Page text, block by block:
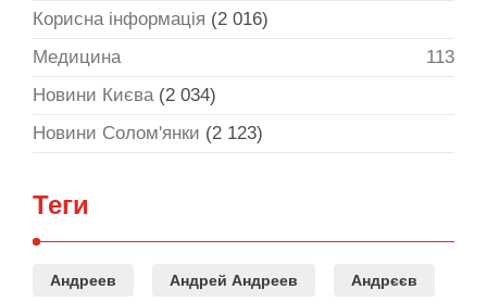
Корисна інформація (2 016)
Медицина
113
Новини Києва(2 034)
Новини Солом'янки (2 123)
Теги
Андреев Андрей Андреев Андрєєв